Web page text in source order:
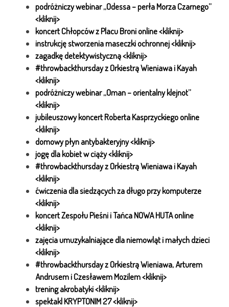
podróżniczy webinar „Odessa – perła Morza Czarnego”
<kliknij>
koncert Chłopców z Placu Broni online <kliknij>
instrukcję stworzenia maseczki ochronnej <kliknij>
zagadkę detektywistyczną <kliknij>
#throwbackthursday z Orkiestrą Wieniawa i Kayah
<kliknij>
podróżniczy webinar „Oman – orientalny klejnot”
<kliknij>
jubileuszowy koncert Roberta Kasprzyckiego online
<kliknij>
domowy płyn antybakteryjny <kliknij>
jogę dla kobiet w ciąży <kliknij>
#throwbackthursday z Orkiestrą Wieniawa i Kayah
<kliknij>
ćwiczenia dla siedzących za długo przy komputerze
<kliknij>
koncert Zespołu Pieśni i Tańca NOWA HUTA online
<kliknij>
zajęcia umuzykalniające dla niemowląt i małych dzieci
<kliknij>
#throwbackthursday z Orkiestrą Wieniawa, Arturem
Andrusem i Czesławem Mozilem <kliknij>
trening akrobatyki <kliknij>
spektakl KRYPTONIM 27 <kliknij>